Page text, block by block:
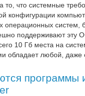
то, что системные
конфигурации
операционных систем,
поддерживают эту
10 Гб места на
обладает любой,